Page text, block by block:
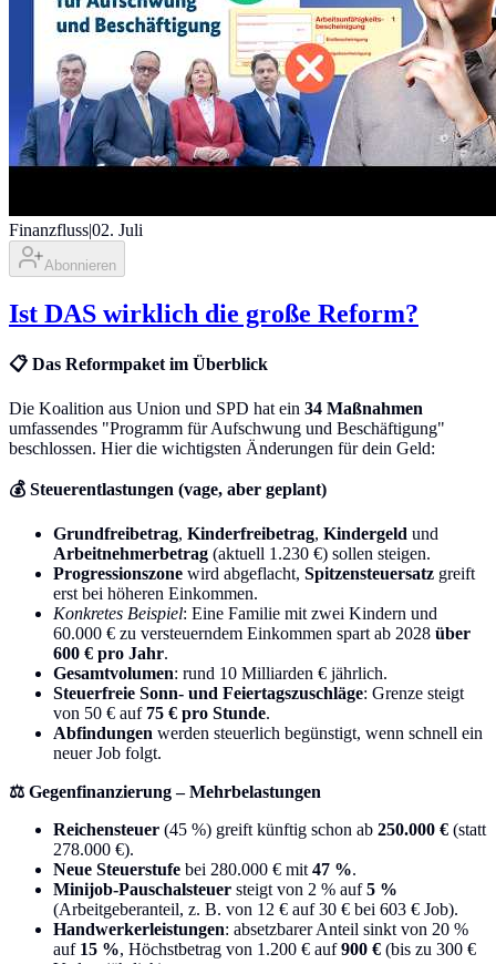
Finanzfluss|02. Juli
Abonnieren
Ist DAS wirklich die große Reform?
📋 Das Reformpaket im Überblick
Die Koalition aus Union und SPD hat ein 34 Maßnahmen
umfassendes "Programm für Aufschwung und Beschäftigung"
beschlossen. Hier die wichtigsten Änderungen für dein Geld:
💰 Steuerentlastungen (vage, aber geplant)
Grundfreibetrag, Kinderfreibetrag, Kindergeld und
Arbeitnehmerbetrag (aktuell 1.230 €) sollen steigen.
Progressionszone wird abgeflacht, Spitzensteuersatz greift
erst bei höheren Einkommen.
Konkretes Beispiel: Eine Familie mit zwei Kindern und
60.000 € zu versteuerndem Einkommen spart ab 2028 über
600 € pro Jahr.
Gesamtvolumen: rund 10 Milliarden € jährlich.
Steuerfreie Sonn- und Feiertagszuschläge: Grenze steigt
von 50 € auf 75 € pro Stunde.
Abfindungen werden steuerlich begünstigt, wenn schnell ein
neuer Job folgt.
⚖️ Gegenfinanzierung – Mehrbelastungen
Reichensteuer (45 %) greift künftig schon ab 250.000 € (statt
278.000 €).
Neue Steuerstufe bei 280.000 € mit 47 %.
Minijob-Pauschalsteuer steigt von 2 % auf5 %
(Arbeitgeberanteil, z. B. von 12 € auf 30 € bei 603 € Job).
Handwerkerleistungen: absetzbarer Anteil sinkt von 20 %
auf 15 %, Höchstbetrag von 1.200 € auf900 € (bis zu 300 €